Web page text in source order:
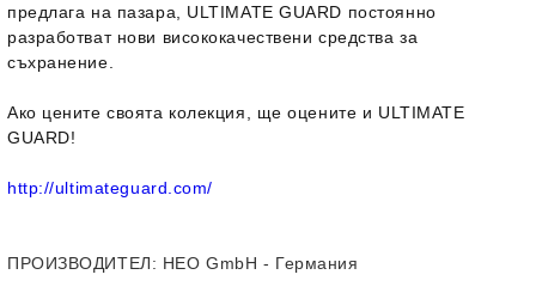
предлага на пазара, ULTIMATE GUARD постоянно
разработват нови висококачествени средства за
съхранение.
Ако цените своята колекция, ще оцените и ULTIMATE
GUARD!
http://ultimateguard.com/
ПРОИЗВОДИТЕЛ: HEO GmbH - Германия